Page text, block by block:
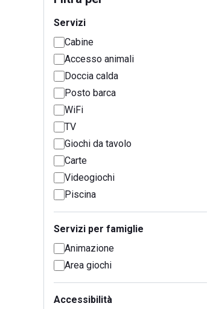
Servizi
Cabine
Accesso animali
Doccia calda
Posto barca
WiFi
TV
Giochi da tavolo
Carte
Videogiochi
Piscina
Servizi per famiglie
Animazione
Area giochi
Accessibilità